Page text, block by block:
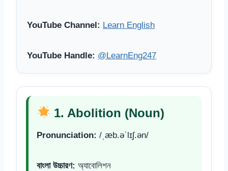
YouTube Channel: Learn English
YouTube Handle: @LearnEng247
1. Abolition (Noun)
Pronunciation: /ˌæb.əˈlɪʃ.ən/
বাংলা উচ্চারণ: অ্যাবোলিশন